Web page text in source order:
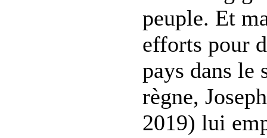
peuple. Et
efforts pour
pays dans le
règne,
2019) lui